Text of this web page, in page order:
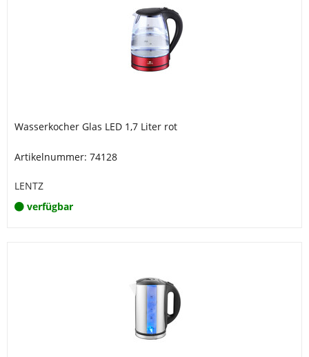
Wasserkocher Glas LED 1,7 Liter rot
Artikelnummer: 74128
LENTZ
verfügbar